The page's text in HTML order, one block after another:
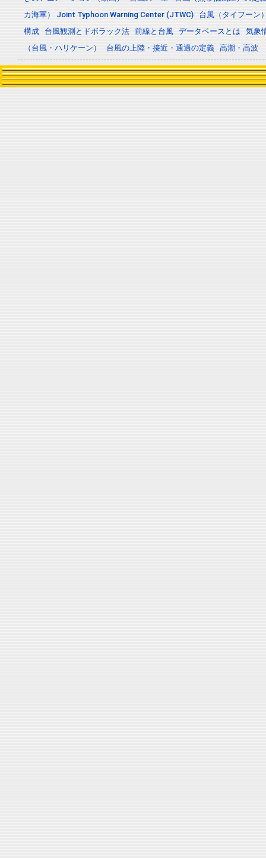
カ海軍） Joint Typhoon Warning Center (JTWC)
台風（タイフーン
構成
台風観測とドボラック法 前線と台風 データベースとは
気象
（台風・ハリケーン）
台風の上陸・接近・通過の定義 高潮・高波